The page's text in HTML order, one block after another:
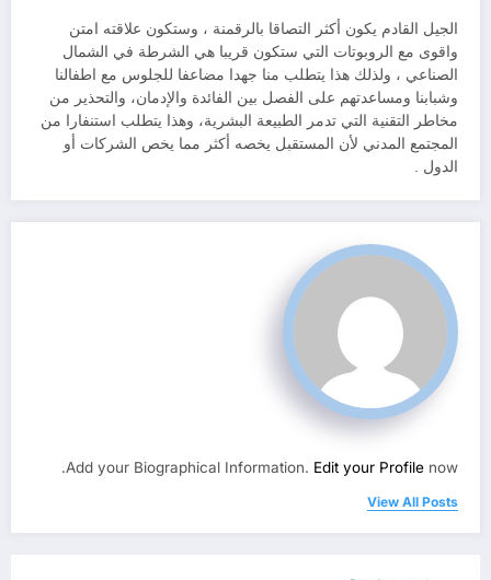
الجيل القادم يكون أكثر التصاقا بالرقمنة ، وستكون علاقته امتن
واقوى مع الروبوتات التي ستكون قريبا هي الشرطة في الشمال
الصناعي ، ولذلك هذا يتطلب منا جهدا مضاعفا للجلوس مع اطفالنا
وشبابنا ومساعدتهم على الفصل بين الفائدة والإدمان، والتحذير من
مخاطر التقنية التي تدمر الطبيعة البشرية، وهذا يتطلب استنفارا من
المجتمع المدني لأن المستقبل يخصه أكثر مما يخص الشركات أو
الدول .
Add your Biographical Information. Edit your Profile now.
View All Posts